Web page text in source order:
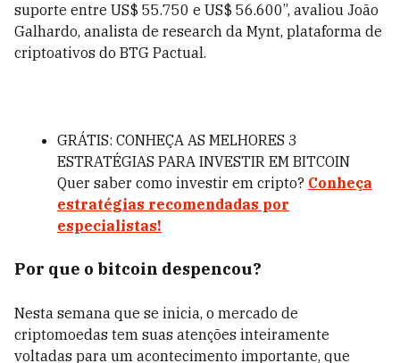
suporte entre US$ 55.750 e US$ 56.600”, avaliou João
Galhardo, analista de research da Mynt, plataforma de
criptoativos do BTG Pactual.
GRÁTIS: CONHEÇA AS MELHORES 3
ESTRATÉGIAS PARA INVESTIR EM BITCOIN
Quer saber como investir em cripto? Conheça
estratégias recomendadas por
especialistas!
Por que o bitcoin despencou?
Nesta semana que se inicia, o mercado de
criptomoedas tem suas atenções inteiramente
voltadas para um acontecimento importante, que